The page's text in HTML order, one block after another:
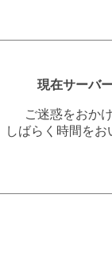
現在サーバ
ご迷惑をおか
しばらく時間を